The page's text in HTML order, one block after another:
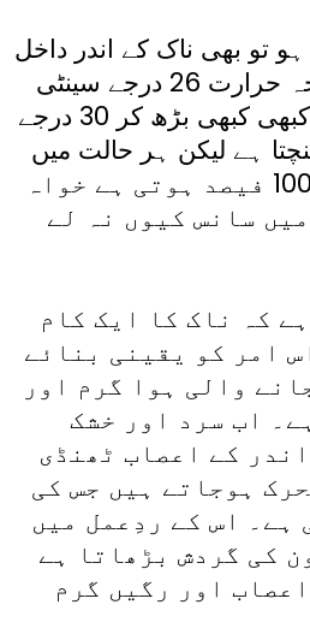
تو بھی ناک کے اندر داخل
ہونے والی ہوا کا درجہ حرارت 26 درجے سینٹی
گریڈ تک ہوتا ہے جو کبھی کبھی بڑھ کر 30 درجے
ہے لیکن ہر حالت میں
ناک کے اندر تک نمی 100 فیصد ہوتی ہے خواہ
سانس کیوں نہ لے
کہ ناک کا ایک کام
امر کو یقینی بنائے
والی ہوا گرم اور
اب سرد اور خشک
کے اعصاب ٹھنڈی
ہوجاتے ہیں جس کی
ہے۔ اس کے ردِعمل میں
کی گردش بڑھاتا ہے
اور رگیں گرم